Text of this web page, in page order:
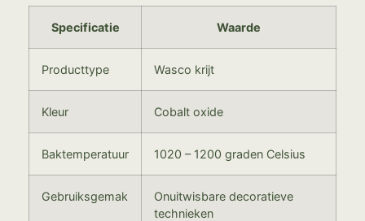
Specificatie Waarde
Producttype Wasco krijt
Kleur Cobalt oxide
Baktemperatuur 1020 – 1200 graden Celsius
Gebruiksgemak
Onuitwisbare decoratieve
technieken